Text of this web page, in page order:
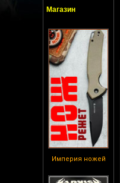
Магазин
Империя ножей